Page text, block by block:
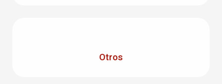
Otros